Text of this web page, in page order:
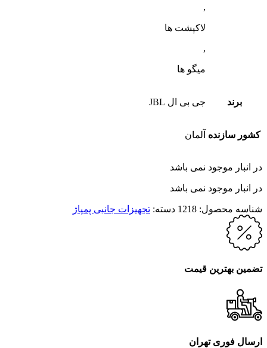
,
لاکپشت ها
,
میگو ها
برند جی بی ال JBL
کشور سازنده آلمان
در انبار موجود نمی باشد
در انبار موجود نمی باشد
شناسه محصول: 1218 دسته: تجهیزات جانبی پمپاژ
تضمین بهترین قیمت
ارسال فوری تهران